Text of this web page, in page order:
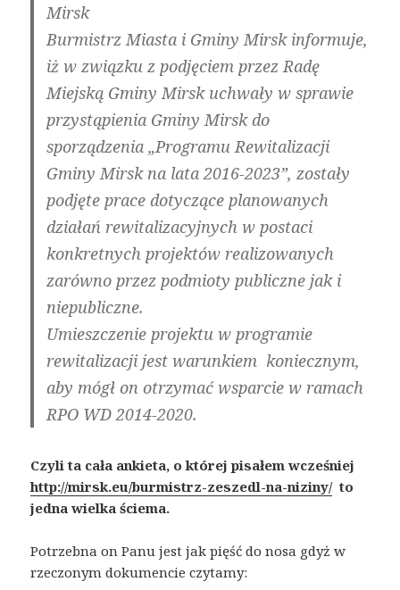
Mirsk
Burmistrz Miasta i Gminy Mirsk informuje,
iż w związku z podjęciem przez Radę
Miejską Gminy Mirsk uchwały w sprawie
przystąpienia Gminy Mirsk do
sporządzenia „Programu Rewitalizacji
Gminy Mirsk na lata 2016-2023”, zostały
podjęte prace dotyczące planowanych
działań rewitalizacyjnych w postaci
konkretnych projektów realizowanych
zarówno przez podmioty publiczne jak i
niepubliczne.
Umieszczenie projektu w programie
rewitalizacji jest warunkiem koniecznym,
aby mógł on otrzymać wsparcie w ramach
RPO WD 2014-2020.
Czyli ta cała ankieta, o której pisałem wcześniej
http://mirsk.eu/burmistrz-zeszedl-na-niziny/to
jedna wielka ściema.
Potrzebna on Panu jest jak pięść do nosa gdyż w
rzeczonym dokumencie czytamy: